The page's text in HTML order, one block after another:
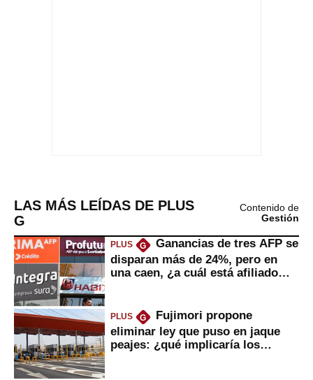
LAS MÁS LEÍDAS DE PLUS
G
Contenido de
Gestión
PLUS G
Ganancias de tres AFP se
disparan más de 24%, pero en
una caen, ¿a cuál está afiliado
PLUS G
Fujimori propone
eliminar ley que puso en jaque
peajes: ¿qué implicaría los